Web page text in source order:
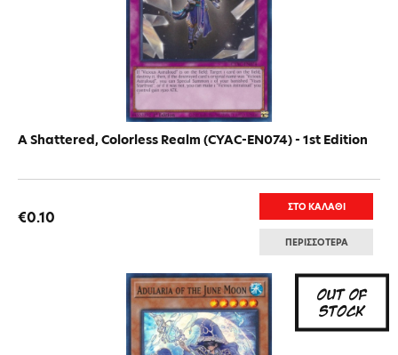
A Shattered, Colorless Realm (CYAC-EN074) - 1st Edition
€0.10
ΣΤΟ ΚΑΛΑΘΙ
ΠΕΡΙΣΣΟΤΕΡΑ